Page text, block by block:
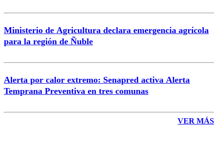
Ministerio de Agricultura declara emergencia agrícola
para la región de Ñuble
Alerta por calor extremo: Senapred activa Alerta
Temprana Preventiva en tres comunas
VER MÁS